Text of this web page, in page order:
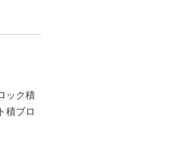
ック積
積ブロ